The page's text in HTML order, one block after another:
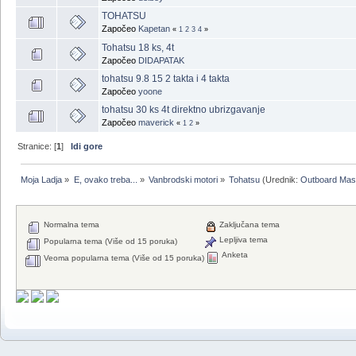
TOHATSU
Započeo Kapetan « 1 2 3 4 »
Tohatsu 18 ks, 4t
Započeo DIDAPATAK
tohatsu 9.8 15 2 takta i 4 takta
Započeo yoone
tohatsu 30 ks 4t direktno ubrizgavanje
Započeo maverick « 1 2 »
Stranice: [1]Idi gore
Moja Ladja » E, ovako treba... » Vanbrodski motori» Tohatsu (Urednik:Outboard
Normalna tema
Popularna tema (Više od 15 poruka)
Veoma popularna tema (Više od 15 poruka)
Zaključana tema
Lepljiva tema
Anketa